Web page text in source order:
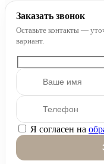
Заказать звонок
Оставьте контакты —
вариант.
Оставьте это поле
Я согласен на